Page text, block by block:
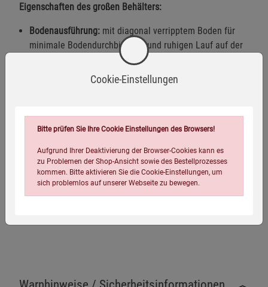
Eigenschaften des großen Behälters:
Bodenausführung: mit diagonal verripptem Boden für
minimale Bodendurchbiegung und ruhigen Lauf auf der
60 × 40 × 22 cm
verteilter Last und Längseinlagerung < 0,5 cm bei 23 °C
Auflast:300 kg
Gewicht:2,45 kg
Cookie-Einstellungen
Bitte prüfen Sie Ihre Cookie Einstellungen des Browsers!
Aufgrund Ihrer Deaktivierung der Browser-Cookies kann es
zu Problemen der Shop-Ansicht sowie des Bestellprozesses
kommen. Bitte aktivieren Sie die Cookie-Einstellungen, um
sich problemlos auf unserer Webseite zu bewegen.